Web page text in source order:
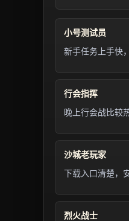
小号测试员
新手任务上手快
行会指挥
晚上行会战比较
沙城老玩家
下载入口清楚，
烈火战士